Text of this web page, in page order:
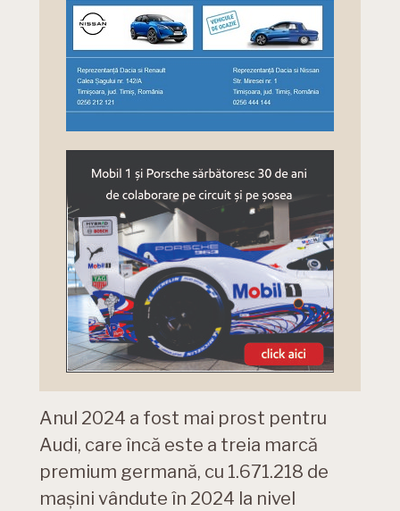
Anul 2024 a fost mai prost pentru
Audi, care încă este a treia marcă
premium germană, cu 1.671.218 de
mașini vândute în 2024 la nivel